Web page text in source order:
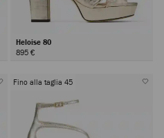
Heloise 80
895 €
Fino alla taglia 45